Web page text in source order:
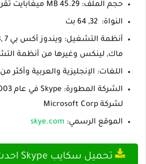
حجم الملف: 45.29 MB ميغابايت تقريبا
النواة: 32, 64 بت
ماك, لينكس وغيرها من أنظمة
اللغات: الإنجليزية والعربية وأكثر من 30 لغة أخرى
لشركة Microsoft Corp
الموقع الرسمي: skye.com